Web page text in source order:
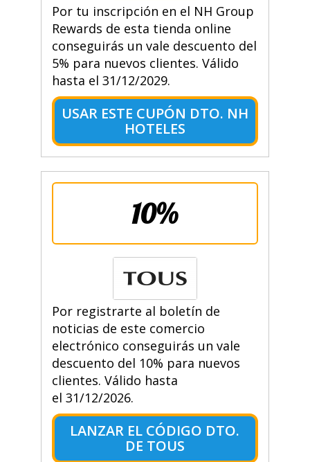
Por tu inscripción en el NH Group
Rewards de esta tienda online
conseguirás un vale descuento del
5% para nuevos clientes. Válido
hasta el 31/12/2029.
USAR ESTE CUPÓN DTO. NH
HOTELES
10%
Por registrarte al boletín de
noticias de este comercio
electrónico conseguirás un vale
descuento del 10% para nuevos
clientes. Válido hasta
el 31/12/2026.
LANZAR EL CÓDIGO DTO.
DE TOUS